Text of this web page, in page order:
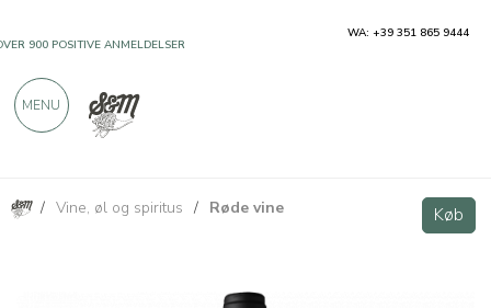
/ Vine, øl og spiritus / Røde vine Køb
Nero di Troia Rosso IGP "Bibèo" - Tenuta Pere Rosse Køb
WA: +39 351 865 9444
MENU